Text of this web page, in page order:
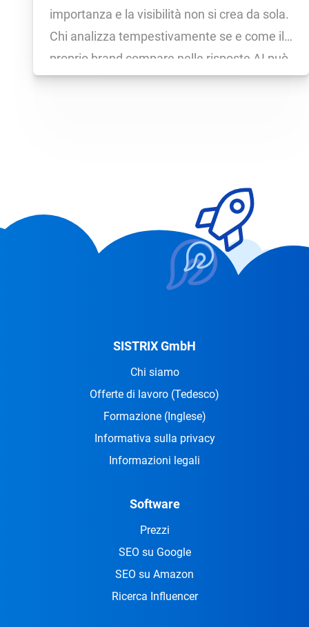
importanza e la visibilità non si crea da sola.
Chi analizza tempestivamente se e come il
proprio brand compare nelle risposte AI può
correggere errori e cogliere opportunità
SISTRIX GmbH
Chi siamo
Offerte di lavoro (Tedesco)
Formazione (Inglese)
Informativa sulla privacy
Informazioni legali
Software
Prezzi
SEO su Google
SEO su Amazon
Ricerca Influencer